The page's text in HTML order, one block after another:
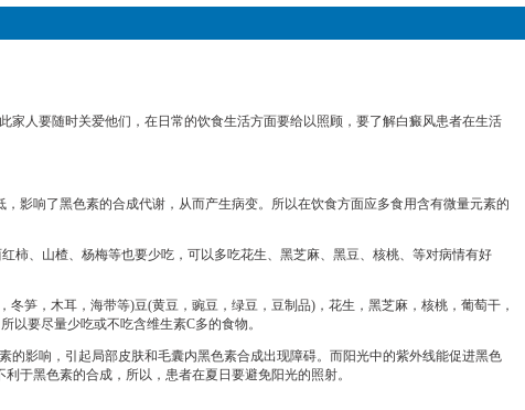
人要随时关爱他们，在日常的饮食生活方面要给以照顾，要了解白癜风患者在生活
响了黑色素的合成代谢，从而产生病变。所以在饮食方面应多食用含有微量元素的
柿、山楂、杨梅等也要少吃，可以多吃花生、黑芝麻、黑豆、核桃、等对病情有好
，木耳，海带等)豆(黄豆，豌豆，绿豆，豆制品)，花生，黑芝麻，核桃，葡萄干，
要尽量少吃或不吃含维生素C多的食物。
影响，引起局部皮肤和毛囊内黑色素合成出现障碍。而阳光中的紫外线能促进黑色
于黑色素的合成，所以，患者在夏日要避免阳光的照射。